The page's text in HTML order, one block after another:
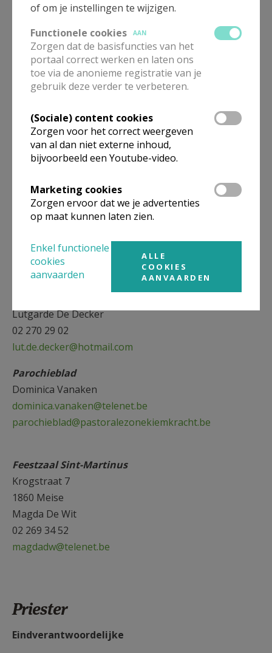
02 269 94 74
Aanvraag doopsel klik op deze link
Eerste communie
Kathleen Van Sweevelt
kathleenvs@scarlet.be
Plechtige Geloofsbelijdenis en vormsel
Sophie de Moreau
catechese.stmartinusmeise@hotmail.com
Kinderwoorddienst
Kathleen Van Sweevelt
02 269 16 57
kathleenvs@scarlet.be
Lutgarde De Decker
02 270 29 02
lut.de.decker@hotmail.com
Parochieblad
Dominica Vanaken
dominica.vanaken@telenet.be
parochieblad@pastoralezonekiemkracht.be
Feestzaal Sint-Martinus
Krogstraat 7
1860 Meise
Magda De Wit
02 269 34 52
magdadw@telenet.be
Priester
Eindverantwoordelijke
of om je instellingen te wijzigen.
Functionele cookies
AAN
Zorgen dat de basisfuncties van het
portaal correct werken en laten ons
toe via de anonieme registratie van je
gebruik deze verder te verbeteren.
(Sociale) content cookies
Zorgen voor het correct weergeven
van al dan niet externe inhoud,
bijvoorbeeld een Youtube-video.
Marketing cookies
Zorgen ervoor dat we je advertenties
op maat kunnen laten zien.
Enkel functionele
cookies
aanvaarden
ALLE
COOKIES
AANVAARDEN